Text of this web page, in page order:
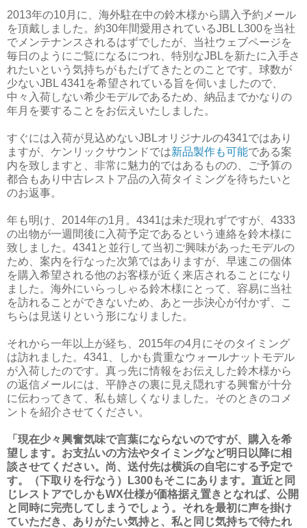
2013年の10月に、海外駐在中の鈴木様から購入予約メール
を頂戴しました。約30年間愛用されているJBL L300を当社
でメンテナンスされるはずでしたが、当社ウェブページを
毎日のようにご覧になるにつれ、特別なJBLを新たに入手さ
れたいという気持ちがもたげてきたとのことです。球数が
少ないJBL 4341を希望されている旨を伺いましたので、
中々入荷しない希少モデルであるため、納品までかなりの
年月を要することをお伝えいたしました。
すぐには入荷が見込めないJBLオリジナルの4341ではあり
ますが、ケンリックサウンドでは新品製作も可能である案
内を致しますと、非常に魅力的ではあるものの、ご予算の
都合もあり中古レストア品の入荷タイミングを待ちたいと
のお返事。
年も明け、2014年の1月。4341は未だ現れずですが、4333
の出物が一週間後に入荷予定であるという連絡を鈴木様に
致しました。4341と並行して当初ご興味があったモデルの
ため、案内を行なった次第ではありますが、早速この個体
を購入希望される他のお客様が近く来店されることになり
ました。海外にいらっしゃる鈴木様にとって、容易に当社
を訪れることができないため、あと一歩決心が付かず、こ
ちらは見送りという形になりました。
それから一年以上が経ち、2015年の4月にそのタイミング
は訪れました。4341、しかも貴重なウォールナットモデル
が入荷したのです。真っ先に情報をお伝えした鈴木様から
の返信メールには、平静さの裏に見え隠れする興奮が十分
に伝わってきて、私も嬉しくなりました。そのときのコメ
ントを紹介させてください。
「現在少々興奮気味で言葉にならないのですが、購入を希
望します。お支払いの方法やタイミングなど明日以降に相
談させてください。尚、送付先は横浜の自宅にする予定で
す。（下取りを行なう）
L300もそこにあります。直近と同
じレストアでしかもWX仕様が価格据え置きとなれば、 公開
と同時に完売してしまうでしょう。それを最初に声を掛け
ていただき、 ありがたい気持と、私と同じ気持ちで待たれ